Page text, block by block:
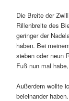
Die Breite der
Rillenbreite des
geringer der
haben. Bei
sieben oder neun
Fuß nun mal
Außerdem wollte
beieinander haben.